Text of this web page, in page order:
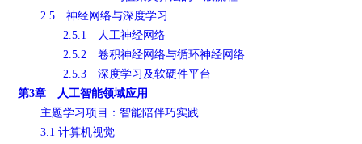
2.5 神经网络与深度学习
2.5.1 人工神经网络
2.5.2 卷积神经网络与循环神经网络
2.5.3 深度学习及软硬件平台
第3章 人工智能领域应用
主题学习项目：智能陪伴巧实践
3.1 计算机视觉